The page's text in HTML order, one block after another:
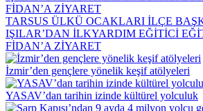
TARSUS ÜLKÜ OCAKLARI İLÇE
IŞILAR’DAN İLKYARDIM EĞİTİCİ
FİDAN’A ZİYARET
İzmir’den gençlere yönelik keşif atölyeleri
YASAV’dan tarihin izinde kültürel yolculuk